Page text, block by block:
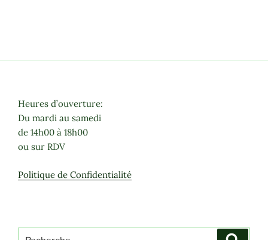
Heures d’ouverture:
Du mardi au samedi
de 14h00 à 18h00
ou sur RDV
Politique de Confidentialité